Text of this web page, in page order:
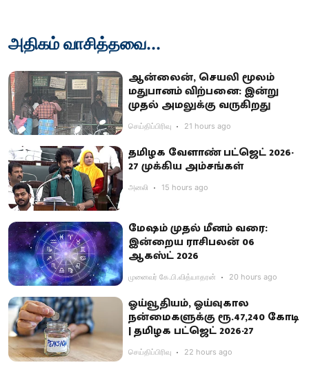
அதிகம் வாசித்தவை...
ஆன்லைன், செயலி மூலம்
மதுபானம் விற்பனை: இன்று
முதல் அமலுக்கு வருகிறது
செய்திப்பிரிவு 21 hours ago
தமிழக வேளாண் பட்ஜெட் 2026-
27 முக்கிய அம்சங்கள்
அனலி 15 hours ago
மேஷம் முதல் மீனம் வரை:
இன்றைய ராசிபலன் 06
ஆகஸ்ட் 2026
முனைவர் கே.பி.வித்யாதரன் 20 hours ago
ஓய்வூதியம், ஓய்வுகால
நன்மைகளுக்கு ரூ.47,240 கோடி
| தமிழக பட்ஜெட் 2026-27
செய்திப்பிரிவு 22 hours ago